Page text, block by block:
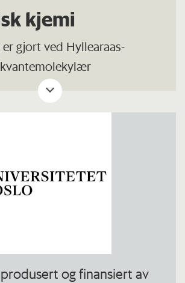
kjemi
er gjort ved Hyllearaas-
mer om deres forskning på
her (engelsk side).
og finansiert av